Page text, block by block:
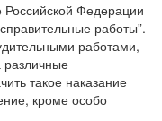
Российской Федерации
работы”.
работами,
различные
такое наказание
кроме особо